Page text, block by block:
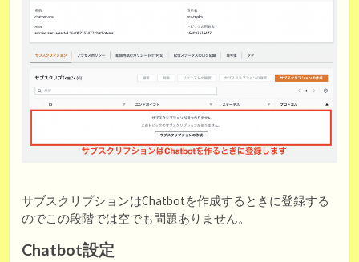
サブスクリプションはChatbotを作成するときに登録する
のでこの段階では空でも問題ありません。
Chatbot設定